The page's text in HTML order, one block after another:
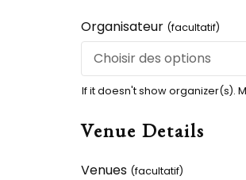
Organisateur (facultatif)
If it doesn't show organizer(s).
Venue Details
Venues (facultatif)